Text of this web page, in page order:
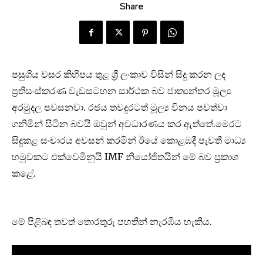
Share
පසුගිය වසර කිහිපය තුළ ශ්‍රී ලංකාව විසින් සිදු කරන ලද
ප්‍රතිසංස්කරණ වැඩසටහන සාර්ථක බව ජාත්‍යන්තර මූල්‍ය
අරමුදල පවසනවා. රජය තවදුරටත් මූල්‍ය විනය පවත්වා
ගනිමින් සිටින බවයි ඔවුන් අවධාරණය කර ඇත්තේ.මෙරට
සිදුකළ සංචාරය අවසන් කරමින් ඊයේ කොළඹදී පැවතී මාධ්‍ය
හමුවකට එක්වෙමිනුයි IMF නියෝජිතයින් මේ බව ප්‍රකාශ
කළේ.
මේ පිළිබඳ තවත් තොරතුරු පහතින් නැරඹිය හැකිය.